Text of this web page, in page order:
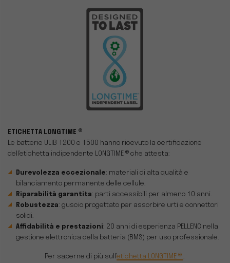
ETICHETTA LONGTIME ®
Le batterie ULIB 1200 e 1500 hanno ricevuto la certificazione
dell’etichetta indipendente LONGTIME ® che attesta:
Durevolezza eccezionale: materiali di alta qualità e
bilanciamento permanente delle cellule.
Riparabilità garantita: parti accessibili per almeno 10 anni.
Robustezza: guscio progettato per assorbire urti e connettori
solidi.
Affidabilità e prestazioni: 20 anni di esperienza PELLENC nella
gestione elettronica della batteria (BMS) per uso professionale.
Per saperne di più sull’etichetta LONGTIME ® .